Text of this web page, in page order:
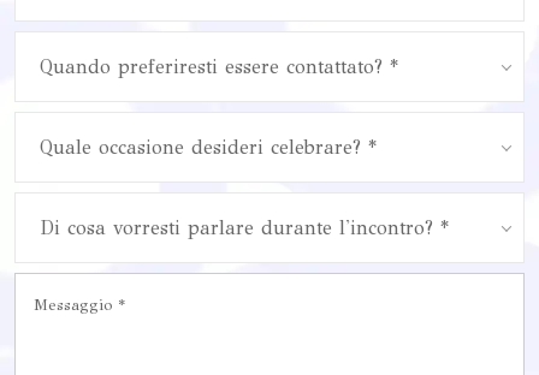
Quando preferiresti essere contattato? *
Quale occasione desideri celebrare? *
Di cosa vorresti parlare durante l'incontro? *